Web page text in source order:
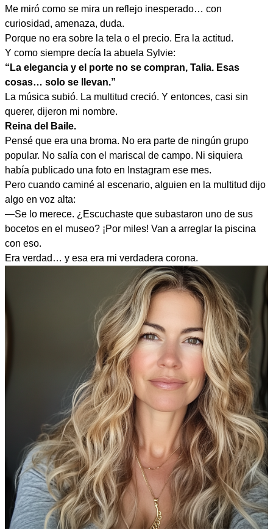
Me miró como se mira un reflejo inesperado… con
curiosidad, amenaza, duda.
Porque no era sobre la tela o el precio. Era la actitud.
Y como siempre decía la abuela Sylvie:
“La elegancia y el porte no se compran, Talia. Esas
cosas… solo se llevan.”
La música subió. La multitud creció. Y entonces, casi sin
querer, dijeron mi nombre.
Reina del Baile.
Pensé que era una broma. No era parte de ningún grupo
popular. No salía con el mariscal de campo. Ni siquiera
había publicado una foto en Instagram ese mes.
Pero cuando caminé al escenario, alguien en la multitud dijo
algo en voz alta:
—Se lo merece. ¿Escuchaste que subastaron uno de sus
bocetos en el museo? ¡Por miles! Van a arreglar la piscina
con eso.
Era verdad… y esa era mi verdadera corona.